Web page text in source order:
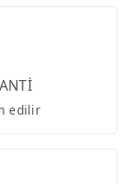
edilir